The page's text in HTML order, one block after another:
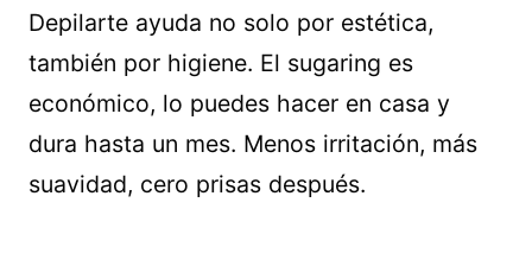
Depilarte ayuda no solo por estética,
también por higiene. El sugaring es
económico, lo puedes hacer en casa y
dura hasta un mes. Menos irritación, más
suavidad, cero prisas después.